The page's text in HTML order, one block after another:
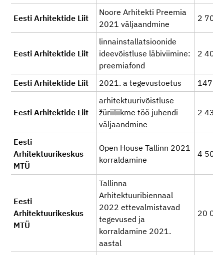
Eesti Arhitektide Liit
Noore Arhitekti Preemia
2021 väljaandmine
2 700
Eesti Arhitektide Liit
linnainstallatsioonide
ideevõistluse läbiviimine:
preemiafond
2 400
Eesti Arhitektide Liit 2021. a tegevustoetus 147
Eesti Arhitektide Liit
arhitektuurivõistluse
žüriiliikme töö juhendi
väljaandmine
2 439
Eesti
Arhitektuurikeskus
MTÜ
Open House Tallinn 2021
korraldamine
4 500
Eesti
Arhitektuurikeskus
MTÜ
Tallinna
Arhitektuuribiennaal
2022 ettevalmistavad
tegevused ja
korraldamine 2021.
aastal
20 000